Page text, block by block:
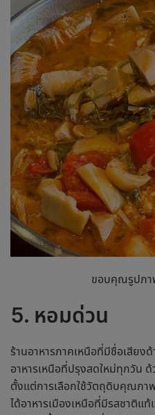
ขอบคุณรูปภา
5. หอมด่วน
ร้านอาหารภาคเหนือที่มีชื่อเสียงด้
อาหารเหนือที่ปรุงสดใหม่ทุกวัน ด้
ตั้งแต่การเลือกใช้วัตถุดิบคุณภา
ได้อาหารเมืองเหนือที่มีรสชาติแ